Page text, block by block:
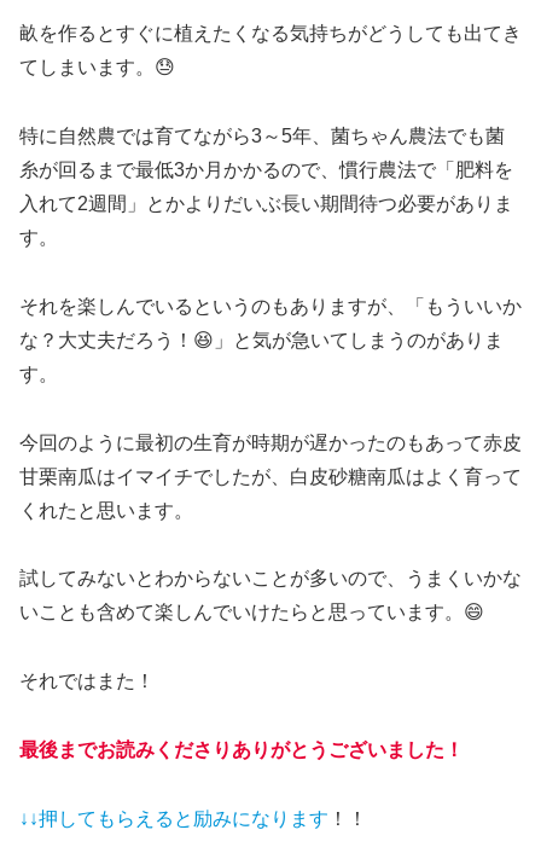
畝を作るとすぐに植えたくなる気持ちがどうしても出てき
てしまいます。😓
特に自然農では育てながら3～5年、菌ちゃん農法でも菌
糸が回るまで最低3か月かかるので、慣行農法で「肥料を
入れて2週間」とかよりだいぶ長い期間待つ必要がありま
す。
それを楽しんでいるというのもありますが、「もういいか
な？大丈夫だろう！😆」と気が急いてしまうのがありま
す。
今回のように最初の生育が時期が遅かったのもあって赤皮
甘栗南瓜はイマイチでしたが、白皮砂糖南瓜はよく育って
くれたと思います。
試してみないとわからないことが多いので、うまくいかな
いことも含めて楽しんでいけたらと思っています。😄
それではまた！
最後までお読みくださりありがとうございました！
↓↓押してもらえると 励みになります ！！